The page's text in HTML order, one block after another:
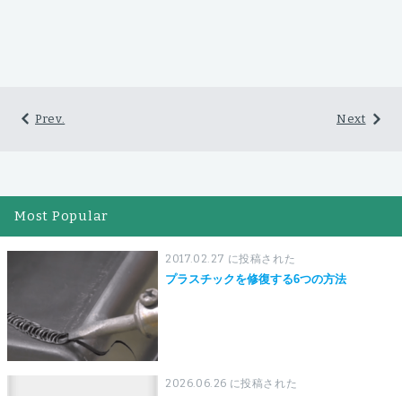
Next
Prev.
Most Popular
2017.02.27 に投稿された
プラスチックを修復する6つの方法
2026.06.26 に投稿された